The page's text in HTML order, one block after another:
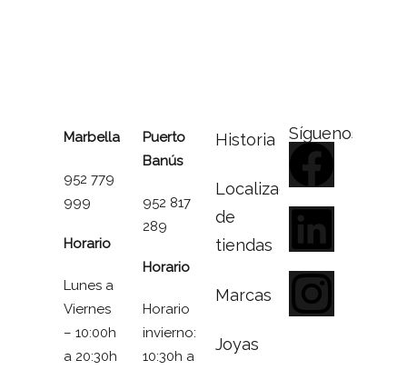
Marbella
952 779
999
Horario
Lunes a
Viernes
– 10:00h
a 20:30h
Puerto
Banús
952 817
289
Horario
Horario
invierno:
10:30h a
Historia
Localizador
de
tiendas
Marcas
Joyas
Síguenos